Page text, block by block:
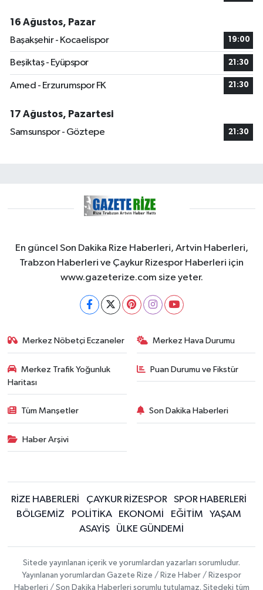
16 Ağustos, Pazar
Başakşehir - Kocaelispor
19:00
Beşiktaş - Eyüpspor 21:30
Amed - Erzurumspor FK 21:30
17 Ağustos, Pazartesi
Samsunspor - Göztepe
21:30
En güncel Son Dakika Rize Haberleri, Artvin Haberleri,
Trabzon Haberleri ve Çaykur Rizespor Haberleri için
www.gazeterize.com size yeter.
Merkez Nöbetçi Eczaneler Merkez Hava Durumu
Merkez Trafik Yoğunluk
Haritası
Puan Durumu ve Fikstür
Tüm Manşetler Son Dakika Haberleri
Haber Arşivi
RİZE HABERLERİ ÇAYKUR RİZESPOR
SPOR HABERLERİ
BÖLGEMİZ
POLİTİKA EKONOMİ EĞİTİM
YAŞAM
ASAYİŞ
ÜLKE GÜNDEMİ
Sitede yayınlanan içerik ve yorumlardan yazarları sorumludur.
Yayınlanan yorumlardan Gazete Rize / Rize Haber / Rizespor
Haberleri / Son Dakika Haberleri sorumlu tutulamaz. Sitedeki tüm